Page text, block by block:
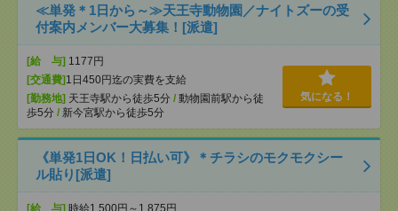
≪単発＊1日から～≫天王寺動物園／ナイトズーの受
付案内メンバー大募集！[派遣]
[給 与] 1177円
[交通費] 1日450円迄の実費を支給
[勤務地] 天王寺駅から徒歩5分 / 動物園前駅から徒
歩5分 / 新今宮駅から徒歩5分
気になる！
《単発1日OK！日払い可》＊チラシのモクモクシー
ル貼り[派遣]
[給 与] 時給1,500円～1,875円